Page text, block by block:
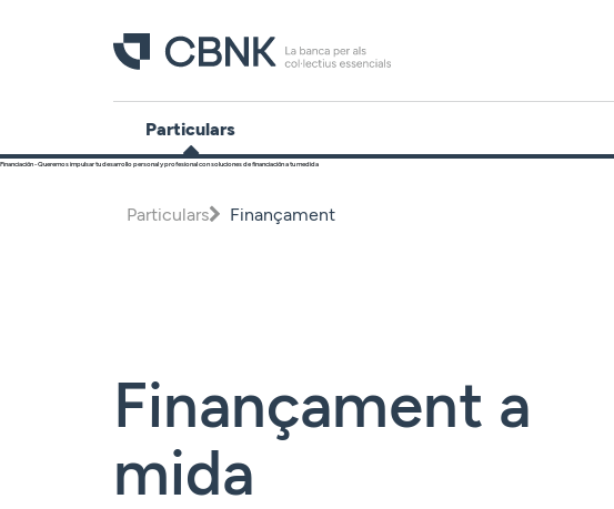
Particulars
pensions
Targetes
Assegurances
Financiación - Queremos impulsar tu desarrollo personal y profesional con soluciones de financiación a tu medida
Particulars Finançament
Finançament a
mida